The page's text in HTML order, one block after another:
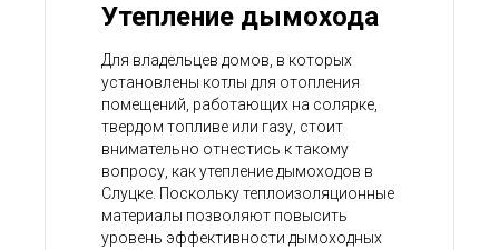
Утепление дымохода
Для владельцев домов, в которых
установлены котлы для отопления
помещений, работающих на солярке,
твердом топливе или газу, стоит
внимательно отнестись к такому
вопросу, как утепление дымоходов в
Слуцке. Поскольку теплоизоляционные
материалы позволяют повысить
уровень эффективности дымоходных